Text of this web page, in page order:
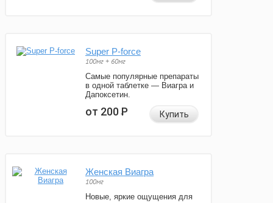
Super P-force
100мг + 60мг
Самые популярные препараты
в одной таблетке — Виагра и
Дапоксетин.
от 200Р Купить
Женская Виагра
100мг
Новые, яркие ощущения для